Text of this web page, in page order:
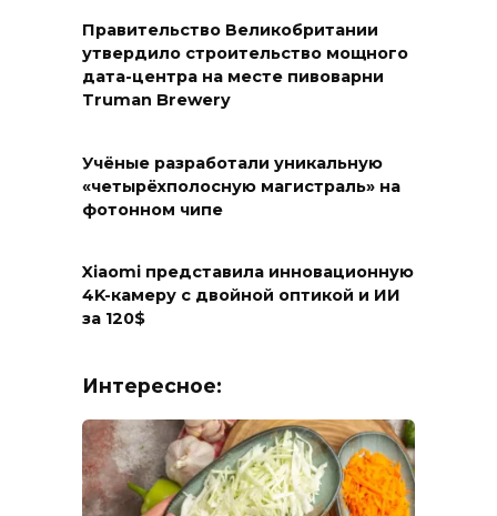
Правительство Великобритании
утвердило строительство мощного
дата-центра на месте пивоварни
Truman Brewery
Учёные разработали уникальную
«четырёхполосную магистраль» на
фотонном чипе
Xiaomi представила инновационную
4K-камеру с двойной оптикой и ИИ
за 120$
Интересное: